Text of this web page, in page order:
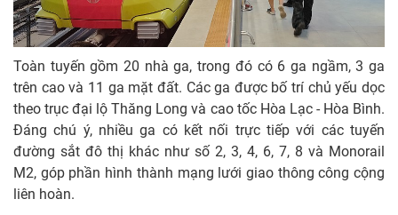
Toàn tuyến gồm 20 nhà ga, trong đó có 6 ga ngầm, 3 ga
trên cao và 11 ga mặt đất. Các ga được bố trí chủ yếu dọc
theo trục đại lộ Thăng Long và cao tốc Hòa Lạc - Hòa Bình.
Đáng chú ý, nhiều ga có kết nối trực tiếp với các tuyến
đường sắt đô thị khác như số 2, 3, 4, 6, 7, 8 và Monorail
M2, góp phần hình thành mạng lưới giao thông công cộng
liên hoàn.